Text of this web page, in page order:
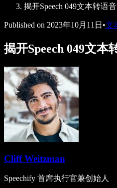
揭开Speech 049文本转语
Published on 2023年10月11日 •文
揭开Speech 049文
Cliff Weitzman
Speechify 首席执行官兼创始人